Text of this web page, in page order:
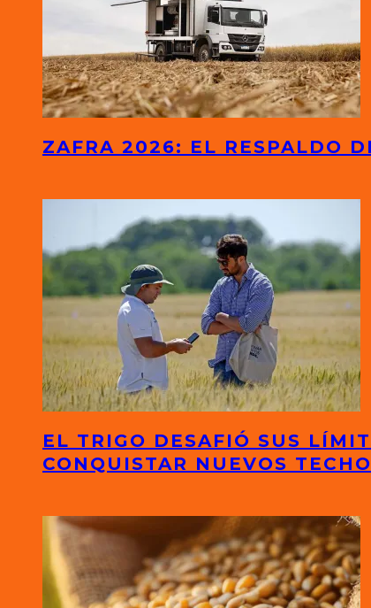
ZAFRA 2026: EL RESPALDO
EL TRIGO DESAFIÓ SUS
CONQUISTAR NUEVOS